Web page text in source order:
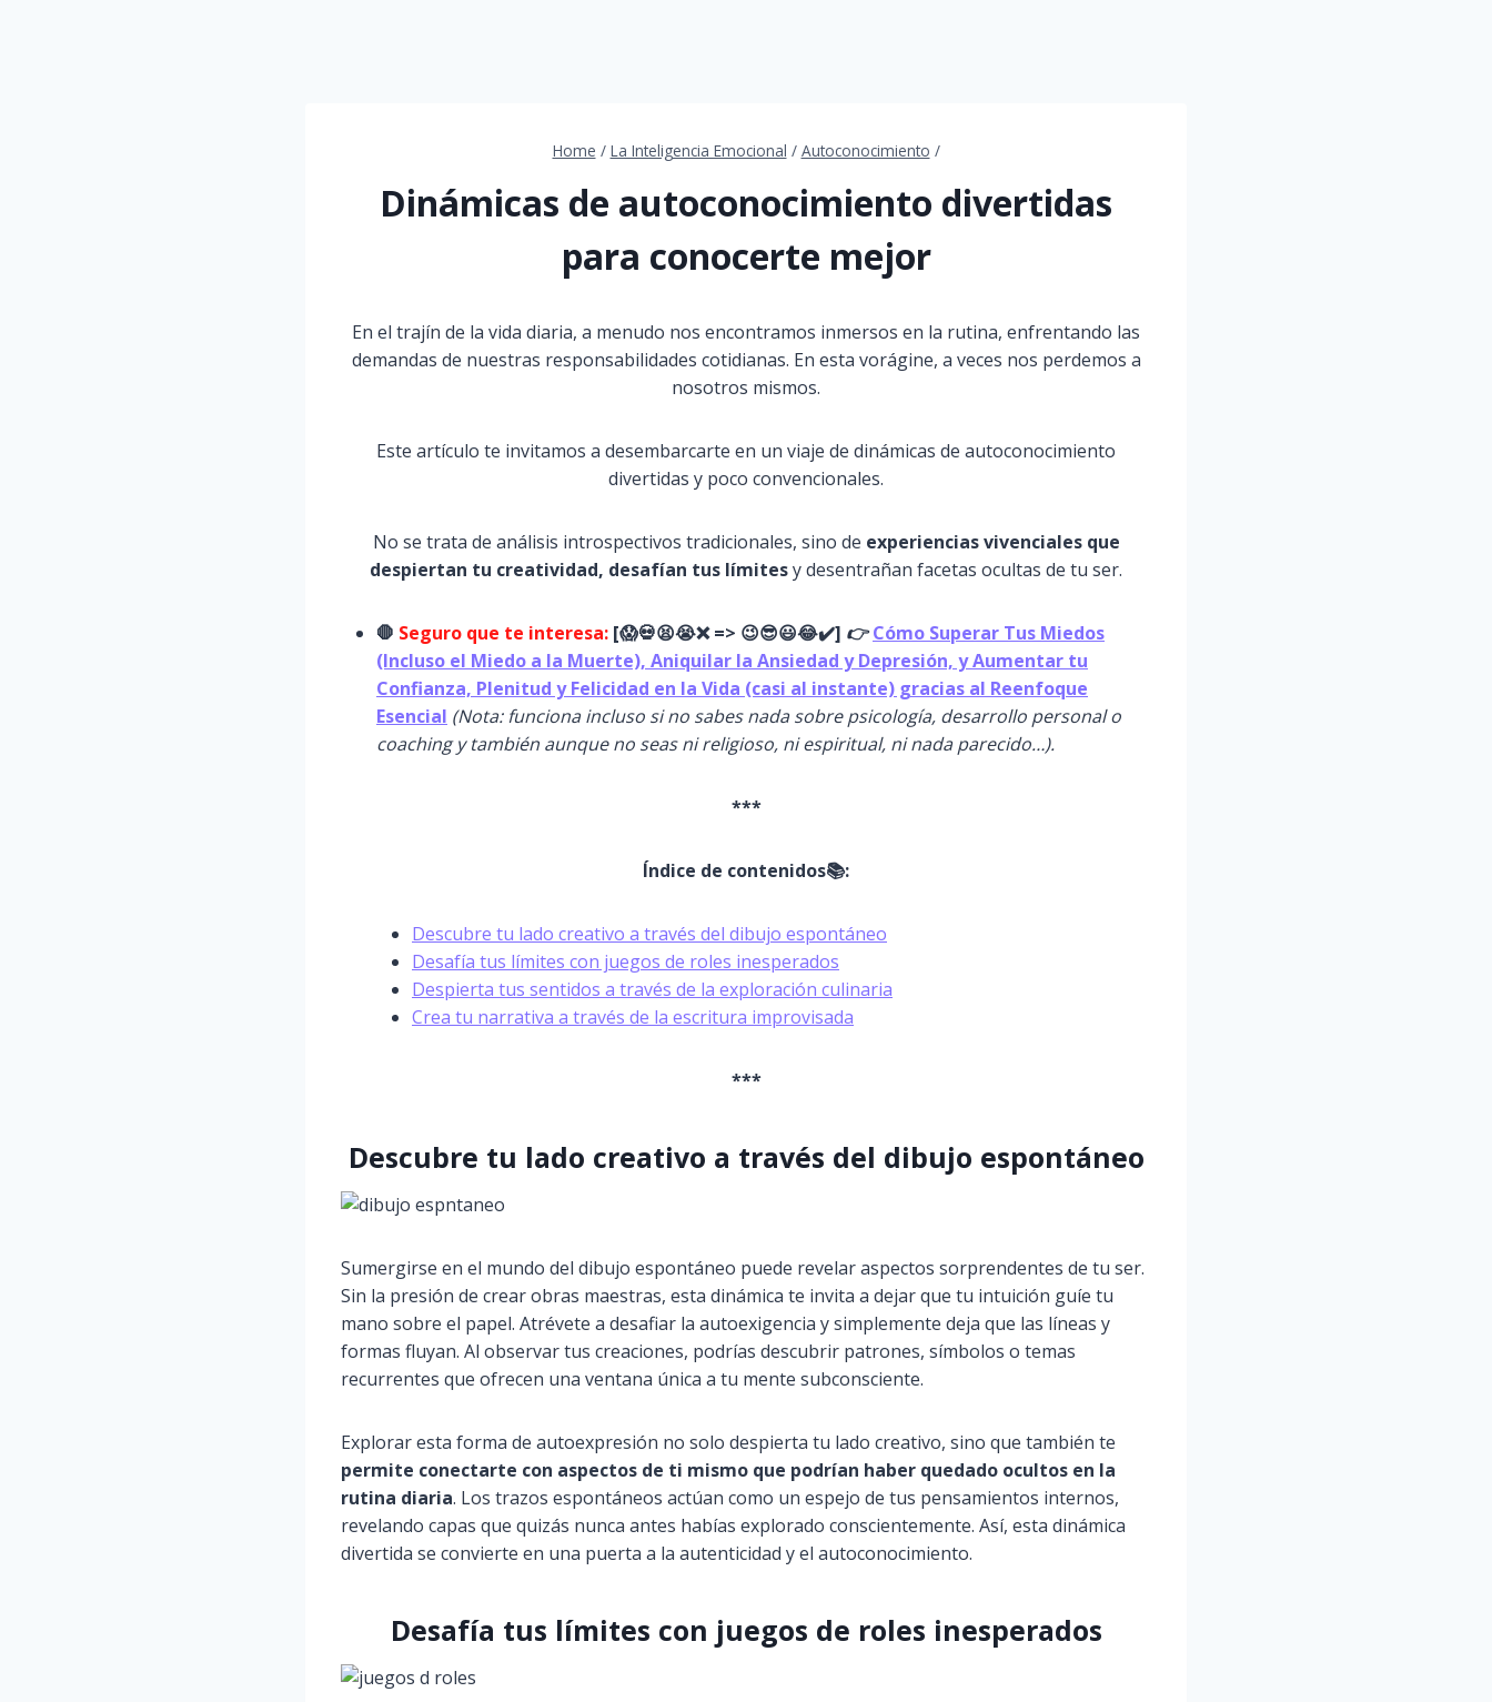
Home / La Inteligencia Emocional / Autoconocimiento /
Dinámicas de autoconocimiento divertidas
para conocerte mejor
En el trajín de la vida diaria, a menudo nos encontramos inmersos en la rutina, enfrentando las
demandas de nuestras responsabilidades cotidianas. En esta vorágine, a veces nos perdemos a
nosotros mismos.
Este artículo te invitamos a desembarcarte en un viaje de dinámicas de autoconocimiento
divertidas y poco convencionales.
No se trata de análisis introspectivos tradicionales, sino de experiencias vivenciales que
despiertan tu creatividad, desafían tus límitesy desentrañan facetas ocultas de tu ser.
🛑 Seguro que te interesa: [😱💀😫😭❌ => 😉😎😃😂✔️] 👉 Cómo Superar Tus Miedos
(Incluso el Miedo a la Muerte), Aniquilar la Ansiedad y Depresión, y Aumentar tu
Confianza, Plenitud y Felicidad en la Vida (casi al instante) gracias al Reenfoque
Esencial (Nota: funciona incluso si no sabes nada sobre psicología, desarrollo personal o
coaching y también aunque no seas ni religioso, ni espiritual, ni nada parecido…).
***
Índice de contenidos📚:
Descubre tu lado creativo a través del dibujo espontáneo
Desafía tus límites con juegos de roles inesperados
Despierta tus sentidos a través de la exploración culinaria
Crea tu narrativa a través de la escritura improvisada
***
Descubre tu lado creativo a través del dibujo espontáneo
Sumergirse en el mundo del dibujo espontáneo puede revelar aspectos sorprendentes de tu ser.
Sin la presión de crear obras maestras, esta dinámica te invita a dejar que tu intuición guíe tu
mano sobre el papel. Atrévete a desafiar la autoexigencia y simplemente deja que las líneas y
formas fluyan. Al observar tus creaciones, podrías descubrir patrones, símbolos o temas
recurrentes que ofrecen una ventana única a tu mente subconsciente.
Explorar esta forma de autoexpresión no solo despierta tu lado creativo, sino que también te
permite conectarte con aspectos de ti mismo que podrían haber quedado ocultos en la
rutina diaria. Los trazos espontáneos actúan como un espejo de tus pensamientos internos,
revelando capas que quizás nunca antes habías explorado conscientemente. Así, esta dinámica
divertida se convierte en una puerta a la autenticidad y el autoconocimiento.
Desafía tus límites con juegos de roles inesperados